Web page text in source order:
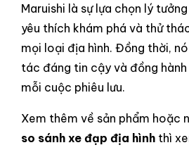
Maruishi là sự lựa chọn lý
yêu thích khám phá và thử
mọi loại địa hình. Đồng thời,
tác đáng tin cậy và đồng
mỗi cuộc phiêu lưu.
Xem thêm về sản phẩm hoặc
so sánh xe đạp địa hình thì